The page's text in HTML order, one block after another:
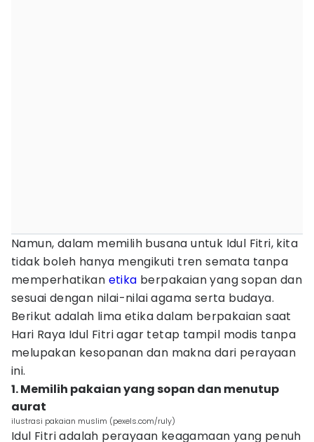
Namun, dalam memilih busana untuk Idul Fitri, kita
tidak boleh hanya mengikuti tren semata tanpa
memperhatikan etika berpakaian yang sopan dan
sesuai dengan nilai-nilai agama serta budaya.
Berikut adalah lima etika dalam berpakaian saat
Hari Raya Idul Fitri agar tetap tampil modis tanpa
melupakan kesopanan dan makna dari perayaan
ini.
1. Memilih pakaian yang sopan dan menutup
aurat
ilustrasi pakaian muslim (pexels.com/ruly)
Idul Fitri adalah perayaan keagamaan yang penuh